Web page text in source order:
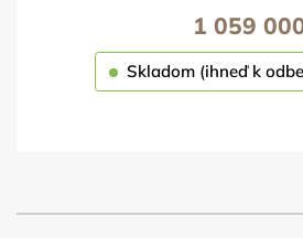
1 059
Skladom (ihneď k